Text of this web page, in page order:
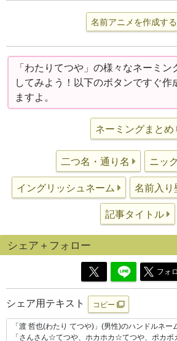
名前アニメを作成する
「わたりてつや」の様々なネーミン
してみよう！以下のボタンですぐ作
ますよ。
ネーミングまとめ
二つ名・通り名 ニッ
イングリッシュネーム 名前入り
記事タイトル
シェア＋フォロー
フォ
シェア用テキスト コピー